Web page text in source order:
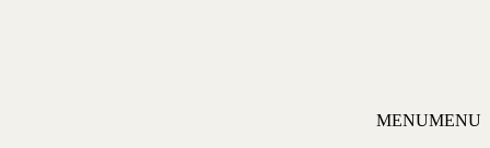
MENUMENU